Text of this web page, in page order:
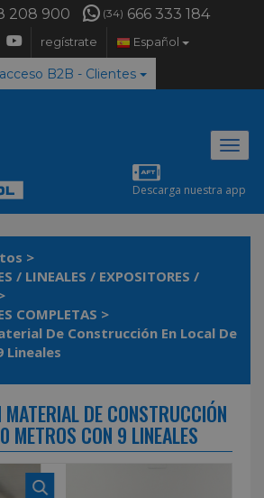
208 900 (34) 666 333 184
regístrate Español
acceso B2B - Clientes
Descarga nuestra app
>
/ LINEALES / EXPOSITORES /
COMPLETAS >
De Construcción En Local De
Lineales
DE CONSTRUCCIÓN
METROS CON 9 LINEALES